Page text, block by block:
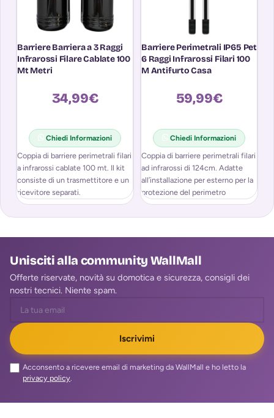
Barriere Barriera a 3 Raggi
Infrarossi Filare Cablate 100
Mt Metri
34,99€
Chiedi Informazioni
Coppia di barriere perimetrali filari
a infrarossi cablate 100 mt. Il kit
consiste di un trasmettitore e un
ricevitore separati.
Barriere Perimetrali IP65 Pet
6 Raggi Infrarossi Filari 100
M Antifurto Casa
59,99€
Chiedi Informazioni
Coppia di barriere perimetrali filari
ad infrarossi di 124cm. Adatte
all’installazione per esterno per la
protezione del perimetro
dell’edificio. Sarà
Unisciti alla community WallMall
Offerte riservate, novità su domotica e sicurezza, consigli dei
nostri tecnici. Niente spam.
Iscrivimi
Acconsento a ricevere email di marketing da WallMall e ho letto la
privacy policy.